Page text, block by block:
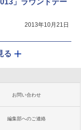
」ラウンドテー
2013年10月21日
る
お問い合わせ
編集部へのご連絡